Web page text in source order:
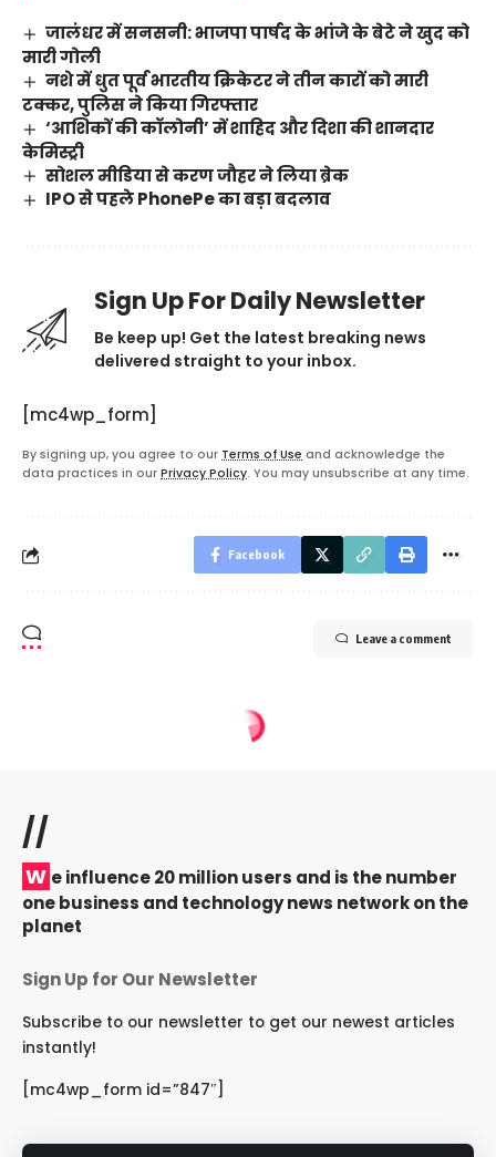
जालंधर में सनसनी: भाजपा पार्षद के भांजे के बेटे ने खुद को
मारी गोली
नशे में धुत पूर्व भारतीय क्रिकेटर ने तीन कारों को मारी
टक्कर, पुलिस ने किया गिरफ्तार
‘आशिकों की कॉलोनी’ में शाहिद और दिशा की शानदार
केमिस्ट्री
सोशल मीडिया से करण जौहर ने लिया ब्रेक
IPO से पहले PhonePe का बड़ा बदलाव
Sign Up For Daily Newsletter
Be keep up! Get the latest breaking news
delivered straight to your inbox.
[mc4wp_form]
By signing up, you agree to our Terms of Use and acknowledge the
data practices in our Privacy Policy. You may unsubscribe at any time.
Facebook
Leave a comment
//
W e influence 20 million users and is the number
one business and technology news network on the
planet
Sign Up for Our Newsletter
Subscribe to our newsletter to get our newest articles
instantly!
[mc4wp_form id=”847″]